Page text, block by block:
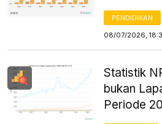
PENDIDIKAN
08/07/2026,
Statistik
bukan
Periode